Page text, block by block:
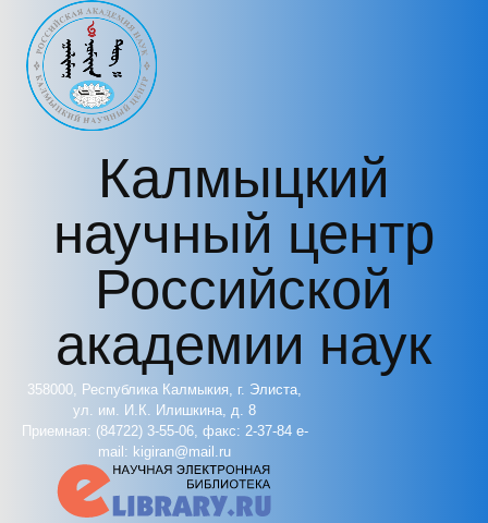
Перейти к основному содержанию
Калмыцкий
научный центр
Российской
академии наук
358000, Республика Калмыкия, г. Элиста,
ул. им. И.К. Илишкина, д. 8
Приемная: (84722) 3-55-06, факс: 2-37-84 e-
mail: kigiran@mail.ru